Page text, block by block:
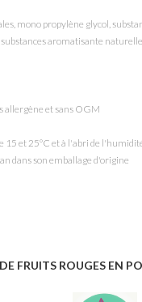
mono propylène glycol,
aromatisante naturelle
allergène et sans OGM
15 et 25°C et à l'abri de
dans son emballage d'origine
FRUITS ROUGES EN